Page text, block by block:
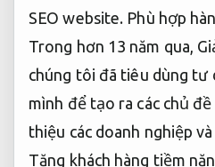
SEO website. Phù hợp
Trong hơn 13 năm qua,
chúng tôi đã tiêu dùng tư
mình để tạo ra các chủ
thiệu các doanh nghiệp
Tăng khách hàng tiềm